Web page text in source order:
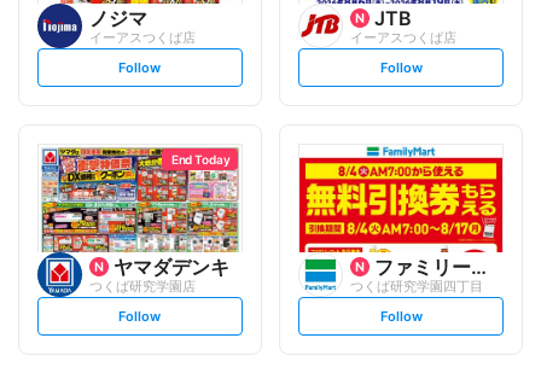
ノジマ
イーアスつくば店
s
t
l
o
w
Follow
JTB
イーアスつくば店
s
t
l
o
w
Follow
End Today
ヤマダデンキ
つくば研究学園店
s
t
Follow
ファミリーマート
つくば研究学園四丁目
s
t
Follow